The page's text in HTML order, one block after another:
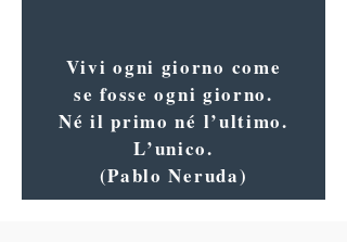
Vivi ogni giorno come
se fosse ogni giorno.
Né il primo né l’ultimo.
L’unico.
(Pablo Neruda)